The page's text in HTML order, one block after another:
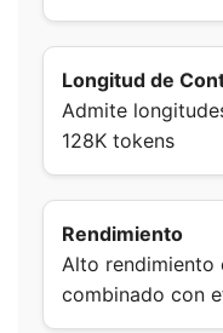
Longitud de
Admite
128K tokens
Rendimiento
Alto rendimiento
combinado con